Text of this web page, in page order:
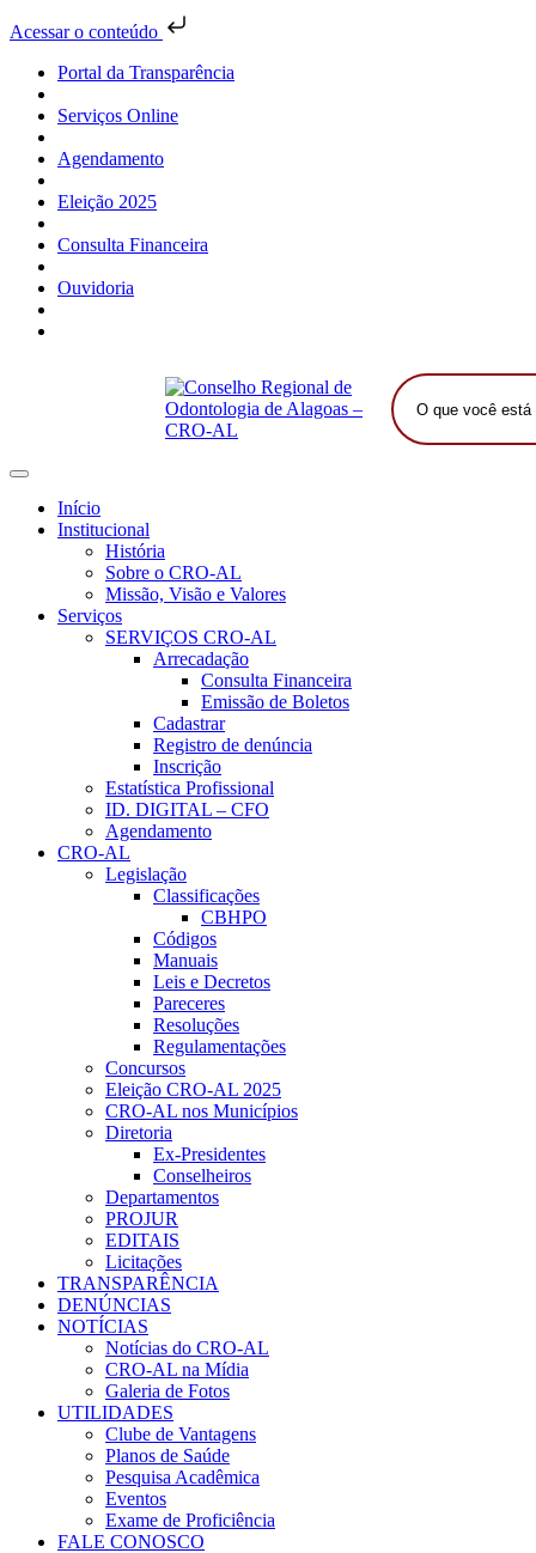
Acessar o conteúdo
Portal da Transparência
Serviços Online
Agendamento
Eleição 2025
Consulta Financeira
Ouvidoria
O
que
Início
Institucional
História
Sobre o CRO-AL
Missão, Visão e Valores
Serviços
SERVIÇOS CRO-AL
Arrecadação
Consulta Financeira
Emissão de Boletos
Cadastrar
Registro de denúncia
Inscrição
Estatística Profissional
ID. DIGITAL – CFO
Agendamento
CRO-AL
Legislação
Classificações
CBHPO
Códigos
Manuais
Leis e Decretos
Pareceres
Resoluções
Regulamentações
Concursos
Eleição CRO-AL 2025
CRO-AL nos Municípios
Diretoria
Ex-Presidentes
Conselheiros
Departamentos
PROJUR
EDITAIS
Licitações
TRANSPARÊNCIA
DENÚNCIAS
NOTÍCIAS
Notícias do CRO-AL
CRO-AL na Mídia
Galeria de Fotos
UTILIDADES
Clube de Vantagens
Planos de Saúde
Pesquisa Acadêmica
Eventos
Exame de Proficiência
FALE CONOSCO